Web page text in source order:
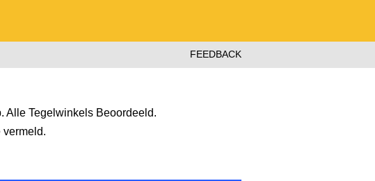
FEEDBACK
Alle Tegelwinkels Beoordeeld.